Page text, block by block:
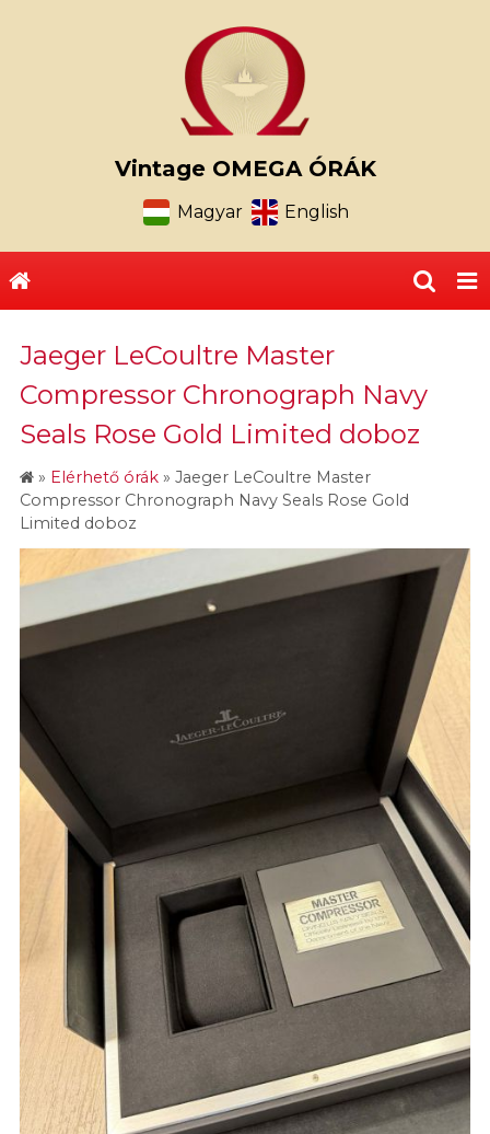
Vintage OMEGA ÓRÁK
Magyar English
Jaeger LeCoultre Master
Compressor Chronograph Navy
Seals Rose Gold Limited doboz
» Elérhető órák » Jaeger LeCoultre Master
Compressor Chronograph Navy Seals Rose Gold
Limited doboz